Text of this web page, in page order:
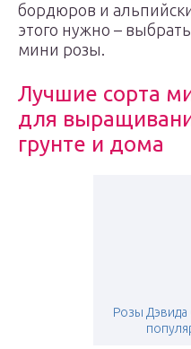
бордюров и
этого нужно –
мини розы.
Лучшие сорта
для
грунте и дома
Розы